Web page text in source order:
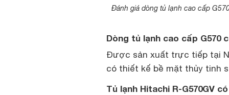
Đánh giá dòng tủ lạnh cao cấp
Dòng tủ lạnh cao cấp
Được sản xuất trực tiếp tại
có thiết kế bề mặt thủy tinh
Tủ lạnh Hitachi R-G570GV